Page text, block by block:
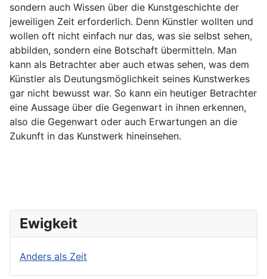
sondern auch Wissen über die Kunstgeschichte der
jeweiligen Zeit erforderlich. Denn Künstler wollten und
wollen oft nicht einfach nur das, was sie selbst sehen,
abbilden, sondern eine Botschaft übermitteln. Man
kann als Betrachter aber auch etwas sehen, was dem
Künstler als Deutungsmöglichkeit seines Kunstwerkes
gar nicht bewusst war. So kann ein heutiger Betrachter
eine Aussage über die Gegenwart in ihnen erkennen,
also die Gegenwart oder auch Erwartungen an die
Zukunft in das Kunstwerk hineinsehen.
Ewigkeit
Anders als Zeit